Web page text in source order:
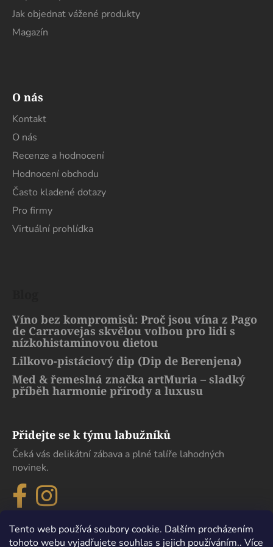
Tento web používá soubory cookie. Dalším procházením
tohoto webu vyjadřujete souhlas s jejich používáním.. Více
Jak objednat vážené produkty
Magazín
O nás
Kontakt
O nás
Recenze a hodnocení
Hodnocení obchodu
Často kladené dotazy
Pro firmy
Virtuální prohlídka
Víno bez kompromisů: Proč jsou vína z Pago
de Carraovejas skvělou volbou pro lidi s
nízkohistaminovou dietou
Lilkovo-pistáciový dip (Dip de Berenjena)
Med & řemeslná značka artMuria – sladký
příběh harmonie přírody a luxusu
Přidejte se k týmu labužníků
Čeká vás delikátní zábava a plné talíře lahodných
novinek.